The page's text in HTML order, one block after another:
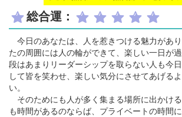
総合運：
今日のあなたは、人を惹きつける魅力があ
たの周囲には人の輪ができて、楽しい一日が
段はあまりリーダーシップを取らない人も今
して皆を笑わせ、楽しい気分にさせてあげる
い。
そのためにも人が多く集まる場所に出かけ
も時間があるのならば、プライベートの時間